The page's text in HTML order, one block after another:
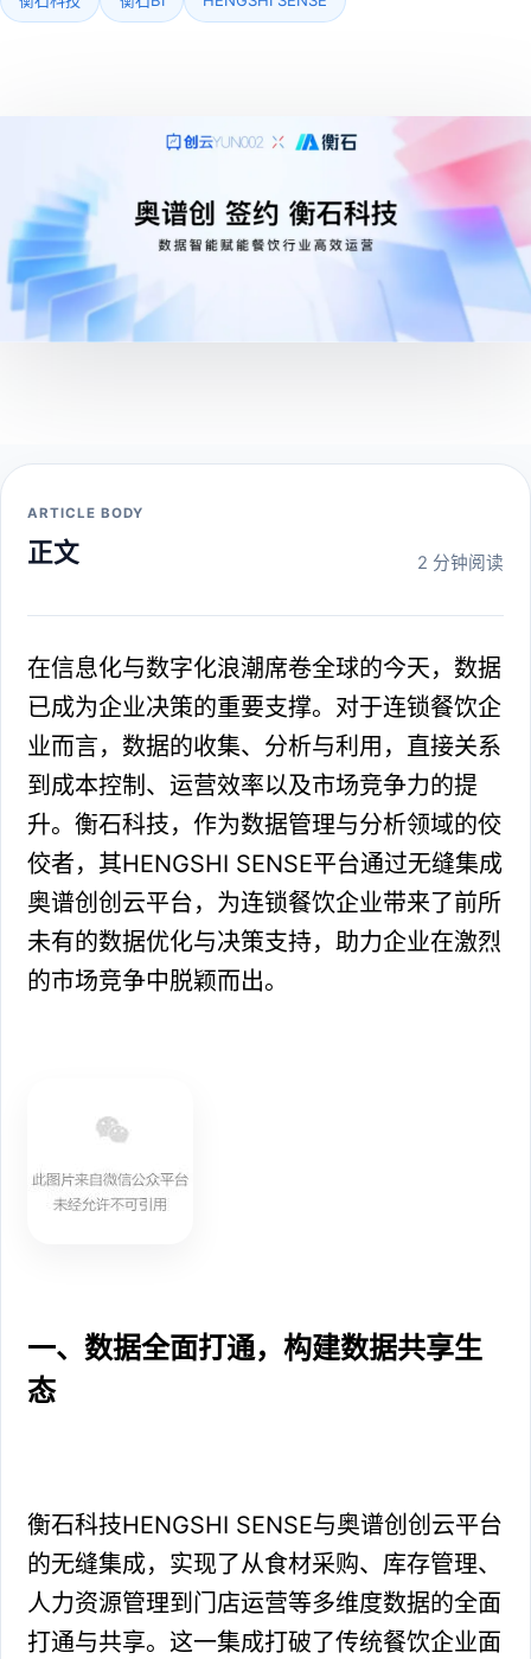
ARTICLE BODY
正文 2 分钟阅读
在信息化与数字化浪潮席卷全球的今天，数据
已成为企业决策的重要支撑。对于连锁餐饮企
业而言，数据的收集、分析与利用，直接关系
到成本控制、运营效率以及市场竞争力的提
升。衡石科技，作为数据管理与分析领域的佼
佼者，其HENGSHI SENSE平台通过无缝集成
奥谱创创云平台，为连锁餐饮企业带来了前所
未有的数据优化与决策支持，助力企业在激烈
的市场竞争中脱颖而出。
一、数据全面打通，构建数据共享生
态
衡石科技HENGSHI SENSE与奥谱创创云平台
的无缝集成，实现了从食材采购、库存管理、
人力资源管理到门店运营等多维度数据的全面
打通与共享。这一集成打破了传统餐饮企业面